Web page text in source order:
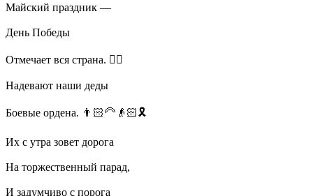
Майский праздник —
День Победы
Отмечает вся страна. ❤️‍🔥
Надевают наши деды
Боевые ордена. 👨🏻‍🦳👴🏻🎗️
Их с утра зовет дорога
На торжественный парад,
И задумчиво с порога